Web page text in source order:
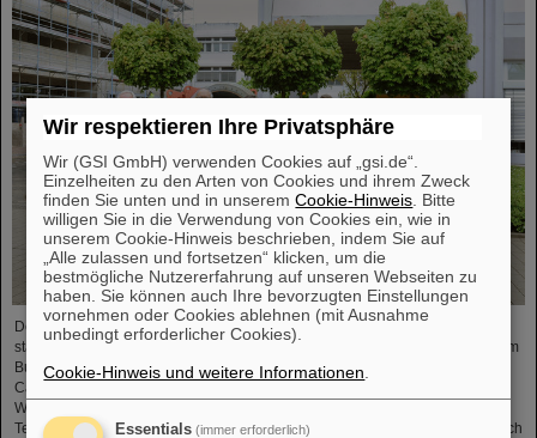
Der Fortschritt des FAIR-Projekts und die aktuellen Forschungsaktivitäten
standen im Mittelpunkt eines Besuchs von Judith Pirscher, Staatssekretärin im
Bundesministerium für Bildung und Forschung (BMBF), auf dem GSI/FAIR-
Campus. Die Staatssekretärin wurde von Professor Paolo Giubellino,
Wissenschaftlicher Geschäftsführer von GSI und FAIR, und Jörg Blaurock,
Technischer Geschäftsführer von GSI und FAIR, empfangen. Bei ihrem Besuch
Wir respektieren Ihre Privatsphäre
Wir (GSI GmbH) verwenden Cookies auf „gsi.de“.
Einzelheiten zu den Arten von Cookies und ihrem Zweck
finden Sie unten und in unseremCookie-Hinweis . Bitte
willigen Sie in die Verwendung von Cookies ein, wie in
unserem Cookie-Hinweis beschrieben, indem Sie auf
„Alle zulassen und fortsetzen“ klicken, um die
bestmögliche Nutzererfahrung auf unseren Webseiten zu
haben. Sie können auch Ihre bevorzugten Einstellungen
vornehmen oder Cookies ablehnen (mit Ausnahme
unbedingt erforderlicher Cookies).
Cookie-Hinweis und weitere Informationen
Essentials (immer erforderlich)